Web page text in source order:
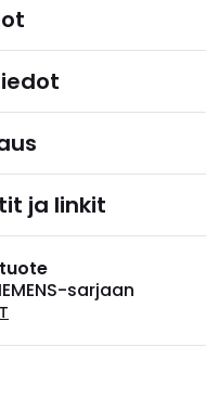
ja linkit
tuote
sarjaan